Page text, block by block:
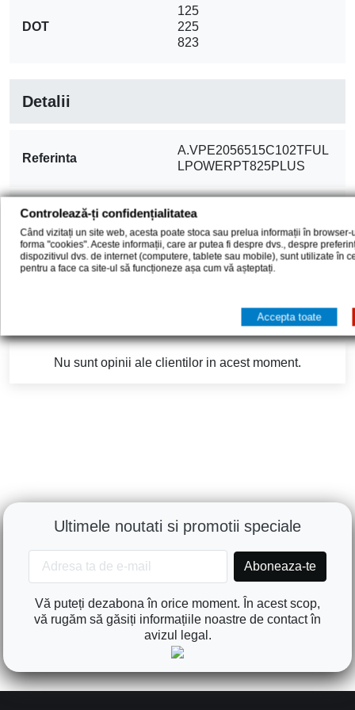
DOT
125
225
823
Detalii
Referinta
A.VPE2056515C102TFUL
LPOWERPT825PLUS
In stoc 8 Produse
cod EAN13 8680830020380
Nu sunt opinii ale clientilor in acest moment.
Ultimele noutati si promotii speciale
Vă puteți dezabona în orice moment. În acest scop,
vă rugăm să găsiți informațiile noastre de contact în
avizul legal.
Controlează-ți confidențialitatea
Când vizitați un site web, acesta poate stoca sau prelua informații în browser-
forma "cookies". Aceste informații, care ar putea fi despre dvs., despre
dispozitivul dvs. de internet (computere, tablete sau mobile), sunt utilizate în
pentru a face ca site-ul să funcționeze așa cum vă așteptați.
Accepta toate